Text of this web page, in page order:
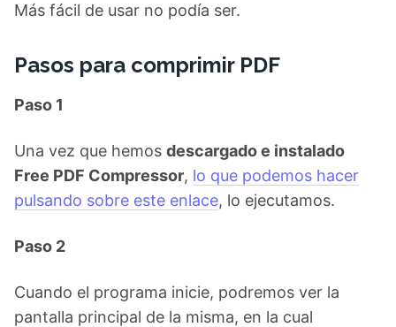
Más fácil de usar no podía ser.
Pasos para comprimir PDF
Paso 1
Una vez que hemos descargado e instalado
Free PDF Compressor, lo que podemos hacer
pulsando sobre este enlace, lo ejecutamos.
Paso 2
Cuando el programa inicie, podremos ver la
pantalla principal de la misma, en la cual